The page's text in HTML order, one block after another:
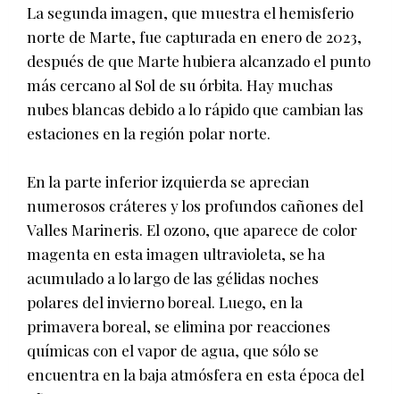
La segunda imagen, que muestra el hemisferio
norte de Marte, fue capturada en enero de 2023,
después de que Marte hubiera alcanzado el punto
más cercano al Sol de su órbita. Hay muchas
nubes blancas debido a lo rápido que cambian las
estaciones en la región polar norte.
En la parte inferior izquierda se aprecian
numerosos cráteres y los profundos cañones del
Valles Marineris. El ozono, que aparece de color
magenta en esta imagen ultravioleta, se ha
acumulado a lo largo de las gélidas noches
polares del invierno boreal. Luego, en la
primavera boreal, se elimina por reacciones
químicas con el vapor de agua, que sólo se
encuentra en la baja atmósfera en esta época del